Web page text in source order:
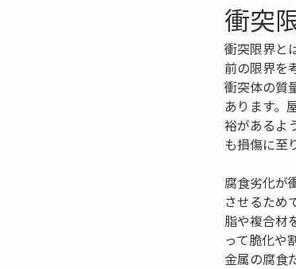
衝突
衝突限界と
前の限界を
衝突体の質
あります。
裕があるよ
も損傷に至
腐食劣化が
させるため
脂や複合材
って脆化や
金属の腐食